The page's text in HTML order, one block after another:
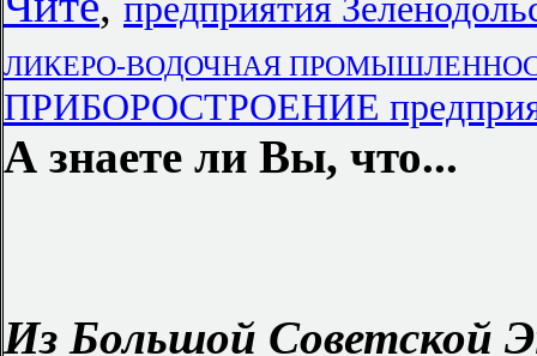
предприятия
ЛИКЕРО-ВОДОЧНАЯ ПРОМЫШЛЕННОСТЬ
ПРИБОРОСТРОЕНИЕ
А знаете ли Вы, что...
Из Большой Советской